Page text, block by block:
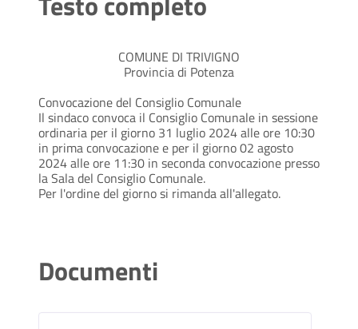
COMUNE DI TRIVIGNO
Provincia di Potenza
Convocazione del Consiglio Comunale
Il sindaco convoca il Consiglio Comunale in sessione
ordinaria per il giorno 31 luglio 2024 alle ore 10:30
in prima convocazione e per il giorno 02 agosto
2024 alle ore 11:30 in seconda convocazione presso
la Sala del Consiglio Comunale.
Per l'ordine del giorno si rimanda all'allegato.
Documenti